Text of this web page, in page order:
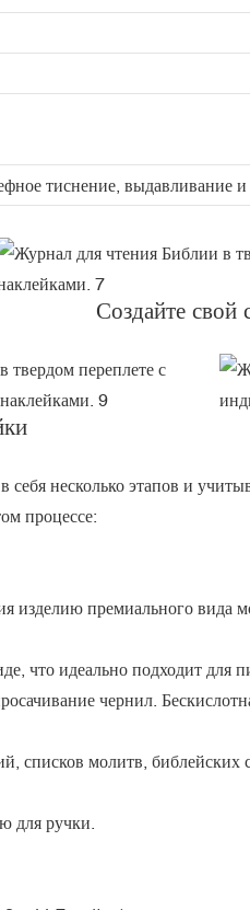
тиснение, выдавливание и
Создайте свой
несколько этапов и
процессе:
премиального вида
что идеально подходит для
чернил.
списков молитв,
для ручки.